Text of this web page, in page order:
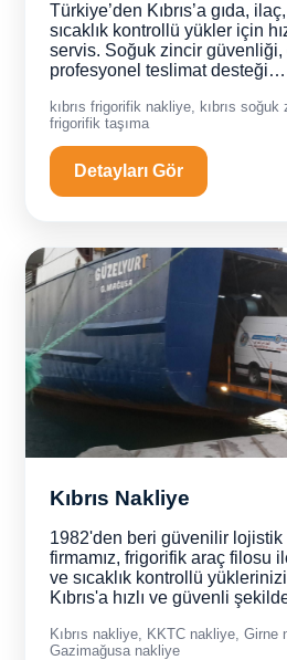
Türkiye’den Kıbrıs’a gıda,
sıcaklık kontrollü yükler için
servis. Soğuk zincir
profesyonel teslimat desteği…
kıbrıs frigorifik nakliye, kıbrıs soğuk
frigorifik taşıma
Detayları Gör
Kıbrıs Nakliye
1982'den beri güvenilir lojistik
firmamız, frigorifik araç filosu
ve sıcaklık kontrollü
Kıbrıs'a hızlı ve güvenli
Kıbrıs nakliye, KKTC nakliye,
Gazimağusa nakliye